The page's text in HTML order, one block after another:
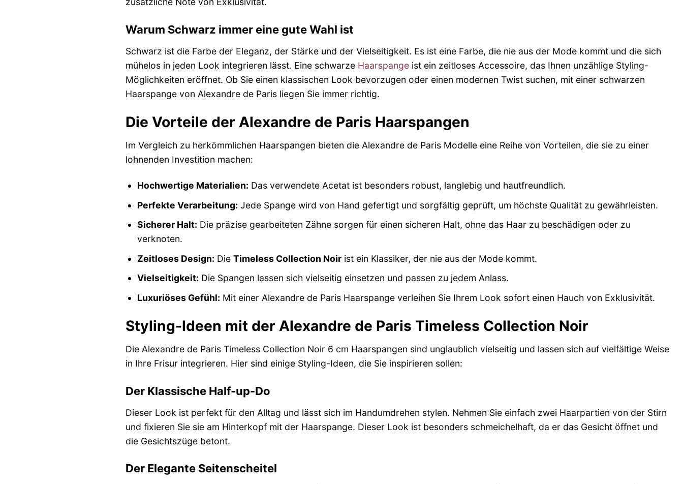
Warum Schwarz immer eine gute Wahl ist
Schwarz ist die Farbe der Eleganz, der Stärke und der Vielseitigkeit. Es ist eine Farbe, die nie aus der Mode kommt und die sich
mühelos in jeden Look integrieren lässt. Eine schwarze Haarspange ist ein zeitloses Accessoire, das Ihnen unzählige Styling-
Möglichkeiten eröffnet. Ob Sie einen klassischen Look bevorzugen oder einen modernen Twist suchen, mit einer schwarzen
Haarspange von Alexandre de Paris liegen Sie immer richtig.
Die Vorteile der Alexandre de Paris Haarspangen
Im Vergleich zu herkömmlichen Haarspangen bieten die Alexandre de Paris Modelle eine Reihe von Vorteilen, die sie zu einer
lohnenden Investition machen:
Hochwertige Materialien: Das verwendete Acetat ist besonders robust, langlebig und hautfreundlich.
Perfekte Verarbeitung: Jede Spange wird von Hand gefertigt und sorgfältig geprüft, um höchste Qualität zu gewährleisten.
Sicherer Halt: Die präzise gearbeiteten Zähne sorgen für einen sicheren Halt, ohne das Haar zu beschädigen oder zu
verknoten.
Zeitloses Design: Die Timeless Collection Noirist ein Klassiker, der nie aus der Mode kommt.
Vielseitigkeit: Die Spangen lassen sich vielseitig einsetzen und passen zu jedem Anlass.
Luxuriöses Gefühl: Mit einer Alexandre de Paris Haarspange verleihen Sie Ihrem Look sofort einen Hauch von Exklusivität.
Styling-Ideen mit der Alexandre de Paris Timeless Collection Noir
Die Alexandre de Paris Timeless Collection Noir 6 cm Haarspangen sind unglaublich vielseitig und lassen sich auf vielfältige Weise
in Ihre Frisur integrieren. Hier sind einige Styling-Ideen, die Sie inspirieren sollen:
Der Klassische Half-up-Do
Dieser Look ist perfekt für den Alltag und lässt sich im Handumdrehen stylen. Nehmen Sie einfach zwei Haarpartien von der Stirn
und fixieren Sie sie am Hinterkopf mit der Haarspange. Dieser Look ist besonders schmeichelhaft, da er das Gesicht öffnet und
die Gesichtszüge betont.
Der Elegante Seitenscheitel